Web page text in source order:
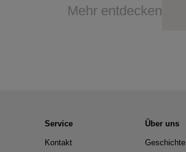
Mehr entdecken
Service
Kontakt
Über uns
Geschichte